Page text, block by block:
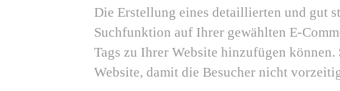
Die Erstellung eines detaillierten und gut
Suchfunktion auf Ihrer gewählten E-
Tags zu Ihrer Website hinzufügen
Website, damit die Besucher nicht